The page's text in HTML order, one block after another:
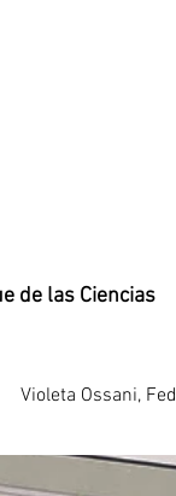
de las Ciencias
Violeta Ossani,